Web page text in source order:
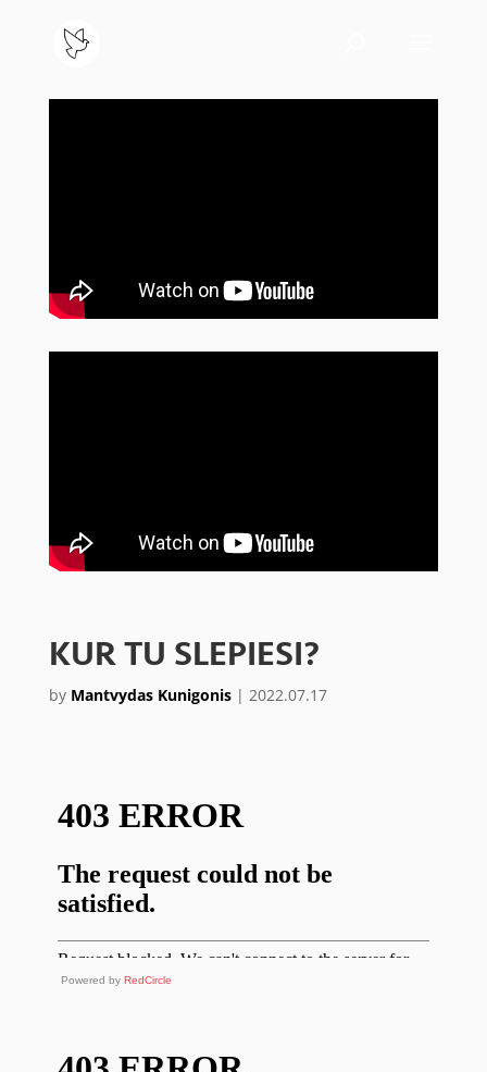
KUR TU SLEPIESI?
by Mantvydas Kunigonis| 2022.07.17
Powered by RedCircle